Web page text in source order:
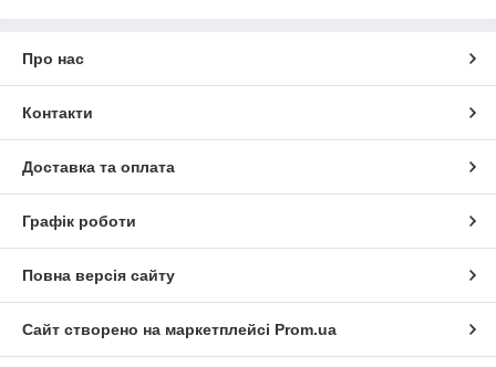
Про нас
Контакти
Доставка та оплата
Графік роботи
Повна версія сайту
Сайт створено на маркетплейсі Prom.ua